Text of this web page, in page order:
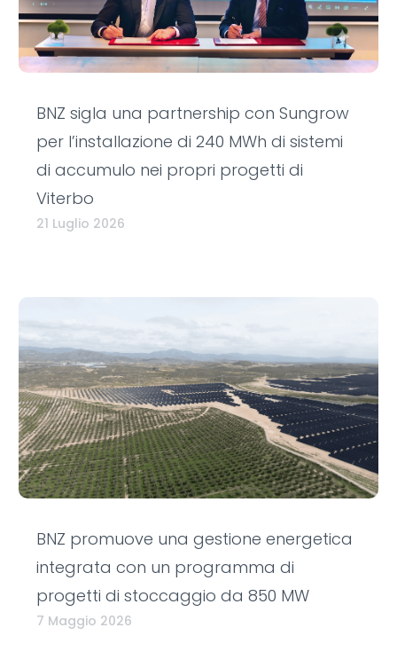
BNZ sigla una partnership con Sungrow
per l’installazione di 240 MWh di sistemi
di accumulo nei propri progetti di
Viterbo
21 Luglio 2026
BNZ promuove una gestione energetica
integrata con un programma di
progetti di stoccaggio da 850 MW
7 Maggio 2026